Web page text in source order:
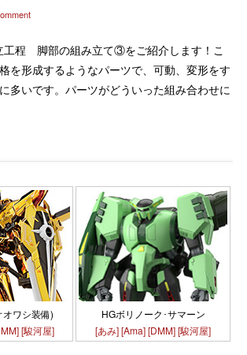
工程 脚部の組み立て③をご紹介します！こ
を形成するようなパーツで、可動、変形をす
多いです。パーツがどういった組み合わせに
ワシ装備)
[駿河屋]
HGボリノーク･サマーン
[あみ][Ama][DMM][駿河屋]